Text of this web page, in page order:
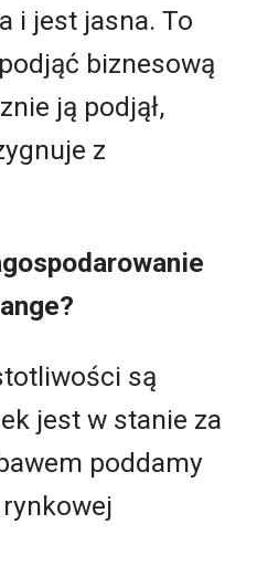
i jest jasna. To
biznesową
ją podjął,
z
są
jest w stanie za
poddamy